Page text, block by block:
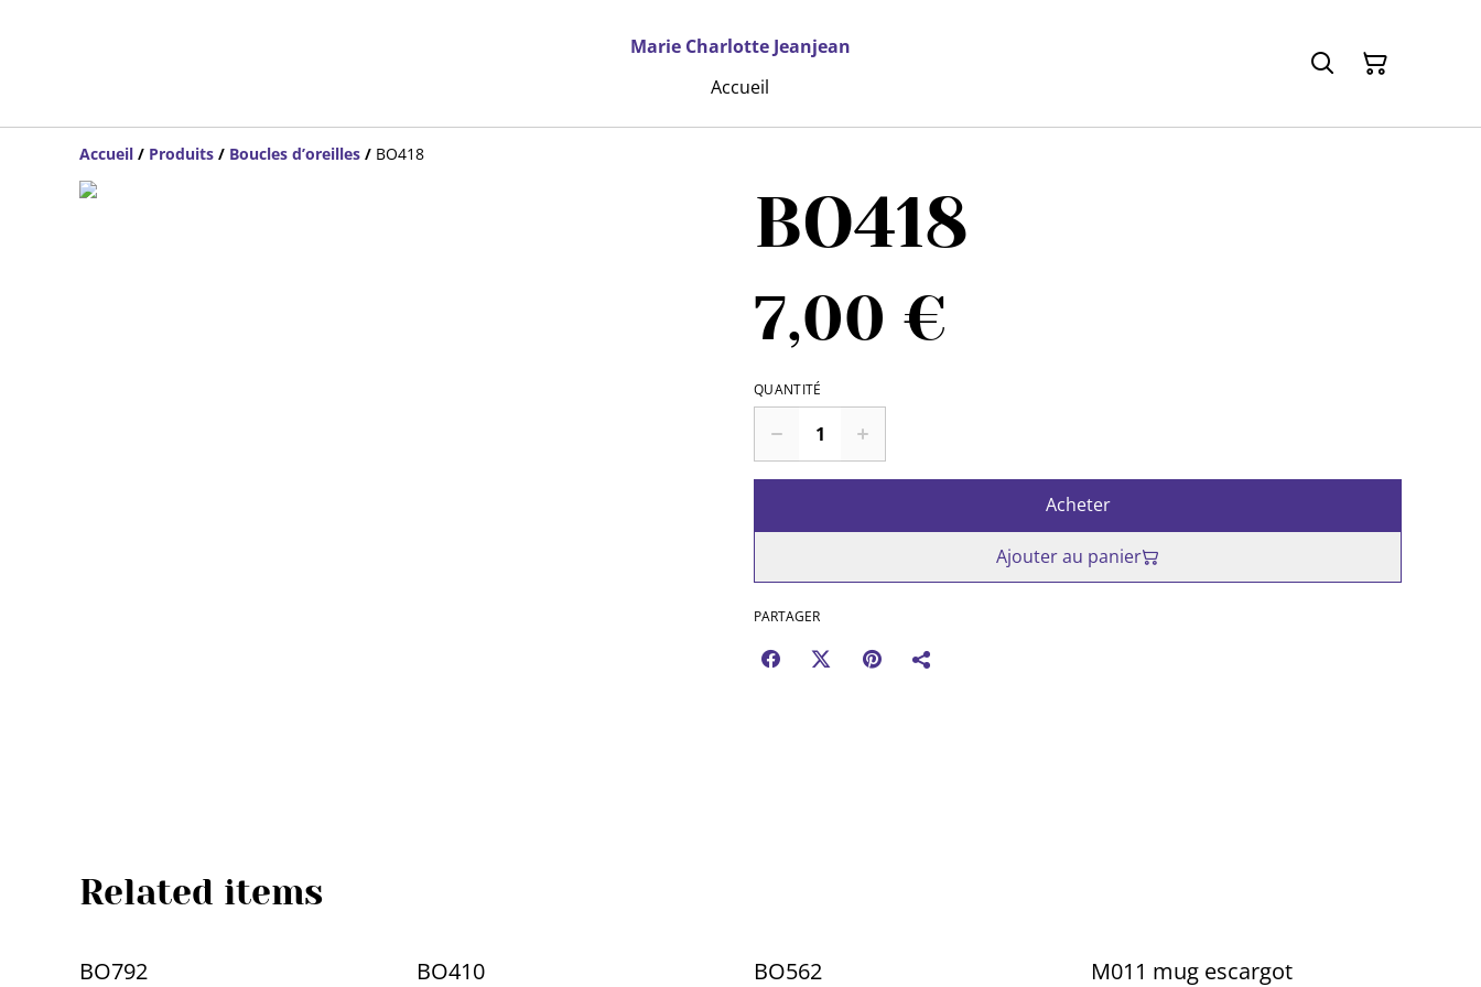
Marie Charlotte Jeanjean
Accueil
Accueil / Produits / Boucles d’oreilles / BO418
BO418
7,00 €
QUANTITÉ
Acheter
Ajouter au panier
PARTAGER
Related items
BO792 BO410 BO562 M011 mug escargot